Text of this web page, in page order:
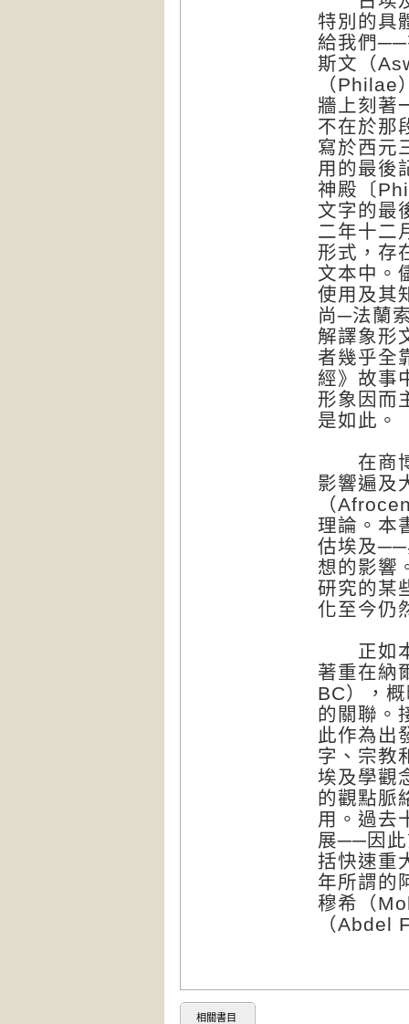
特別的具
給我們──
斯文（
（
牆上刻著
不在於那
寫於西元
用的最後
神殿〔
文字的最
二年十二
形式，存
文本中。
使用及其
尚─法蘭
解譯象形
者幾乎全
經》故事
形象因而
是如此。
在商博
影響遍及
（
理論。本
估埃及──
想的影響
研究的某
化至今仍
正如本
著重在納
BC），
的關聯。
此作為出
字、宗教
埃及學觀
的觀點脈
用。過去
展──因此
括快速重
年所謂的
穆希（
（Abdel
相關書目